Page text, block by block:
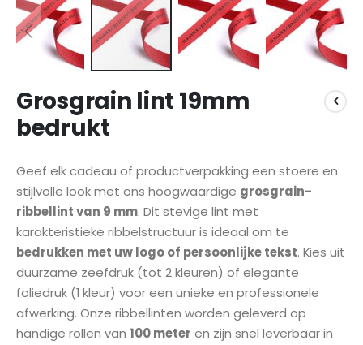
naar
het
begin
de
gallerij
Grosgrain lint 19mm
bedrukt
Geef elk cadeau of productverpakking een stoere en
stijlvolle look met ons hoogwaardige grosgrain-
ribbellint van 9 mm. Dit stevige lint met
karakteristieke ribbelstructuur is ideaal om te
bedrukken met uw logo of persoonlijke tekst. Kies uit
duurzame zeefdruk (tot 2 kleuren) of elegante
foliedruk (1 kleur) voor een unieke en professionele
afwerking. Onze ribbellinten worden geleverd op
handige rollen van 100 meter en zijn snel leverbaar in